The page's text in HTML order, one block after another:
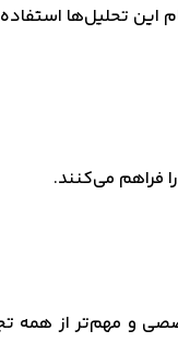
این تحلیل‌ها
فراهم می‌کنند.
و مهم‌تر از همه